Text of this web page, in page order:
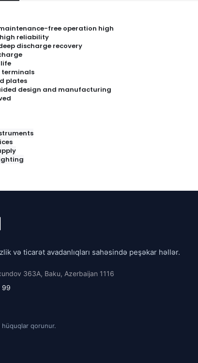
free operation high
reliability
discharge recovery
life
terminals
plates
design and manufacturing
və ticarət avadanlıqları sahəsində peşəkar həllər.
363A, Baku, Azerbaijan 1116
99
qorunur.